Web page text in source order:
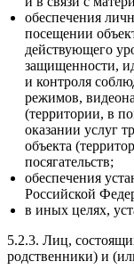
обеспечения
посещении
действующего
защищенности,
и контроля
режимов,
(территории, в
оказании услуг
объекта
посягательств;
обеспечения
Российской
в иных целях,
5.2.3. Лиц,
родственники) и